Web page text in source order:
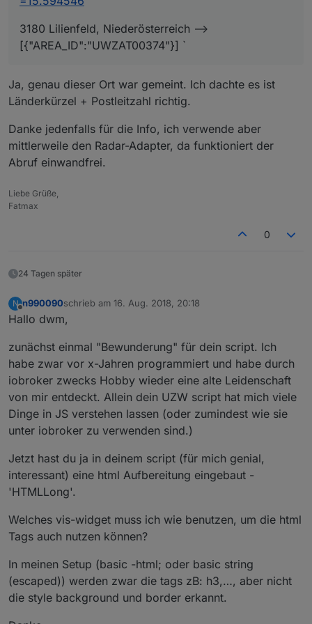
3180 Lilienfeld, Niederösterreich -->
[{"AREA_ID":"UWZAT00374"}] `
Ja, genau dieser Ort war gemeint. Ich dachte es ist
Länderkürzel + Postleitzahl richtig.
Danke jedenfalls für die Info, ich verwende aber
mittlerweile den Radar-Adapter, da funktioniert der
Abruf einwandfrei.
Liebe Grüße,
Fatmax
0
24 Tagen später
N
Offline
n990090schrieb am 16. Aug. 2018, 20:18
zuletzt editiert von
Hallo dwm,
zunächst einmal "Bewunderung" für dein script. Ich
habe zwar vor x-Jahren programmiert und habe durch
iobroker zwecks Hobby wieder eine alte Leidenschaft
von mir entdeckt. Allein dein UZW script hat mich viele
Dinge in JS verstehen lassen (oder zumindest wie sie
unter iobroker zu verwenden sind.)
Jetzt hast du ja in deinem script (für mich genial,
interessant) eine html Aufbereitung eingebaut -
'HTMLLong'.
Welches vis-widget muss ich wie benutzen, um die html
Tags auch nutzen können?
In meinen Setup (basic -html; oder basic string
(escaped)) werden zwar die tags zB: h3,…, aber nicht
die style background und border erkannt.